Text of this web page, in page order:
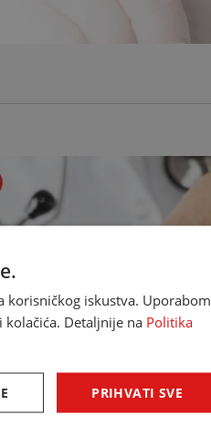
LIJEKOVA
korisničkog iskustva. Uporabom
kolačića. Detaljnije na Politika
PRIHVATI SVE